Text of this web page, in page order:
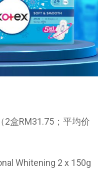
2盒RM31.75；平均价
Whitening 2 x 150g